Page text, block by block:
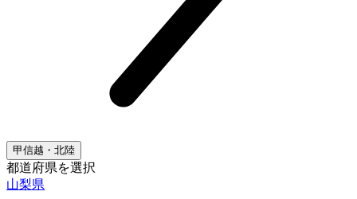
甲信越・北陸
都道府県を選択
山梨県